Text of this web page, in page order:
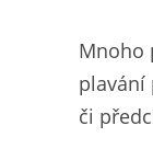
Mnoho
plavání
či